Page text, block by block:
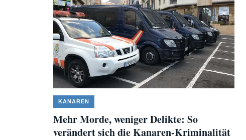
KANAREN
Mehr Morde, weniger Delikte: So
verändert sich die Kanaren-Kriminalität